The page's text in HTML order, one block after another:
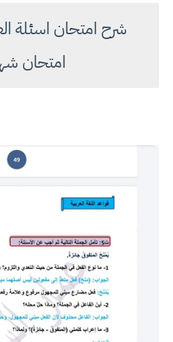
شرح امتحان اسئلة
امتحان